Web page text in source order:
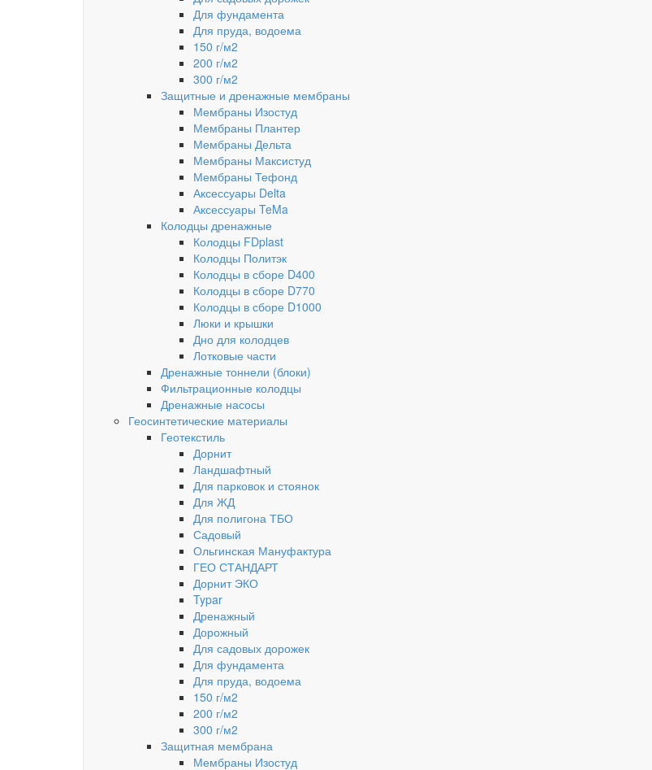
Для фундамента
Для пруда, водоема
150 г/м2
200 г/м2
300 г/м2
Защитные и дренажные мембраны
Мембраны Изостуд
Мембраны Плантер
Мембраны Дельта
Мембраны Максистуд
Мембраны Тефонд
Аксессуары Delta
Аксессуары TeMa
Колодцы дренажные
Колодцы FDplast
Колодцы Политэк
Колодцы в сборе D400
Колодцы в сборе D770
Колодцы в сборе D1000
Люки и крышки
Дно для колодцев
Лотковые части
Дренажные тоннели (блоки)
Фильтрационные колодцы
Дренажные насосы
Геосинтетические материалы
Геотекстиль
Дорнит
Ландшафтный
Для парковок и стоянок
Для ЖД
Для полигона ТБО
Садовый
Ольгинская Мануфактура
ГЕО СТАНДАРТ
Дорнит ЭКО
Typar
Дренажный
Дорожный
Для садовых дорожек
Для фундамента
Для пруда, водоема
150 г/м2
200 г/м2
300 г/м2
Защитная мембрана
Мембраны Изостуд